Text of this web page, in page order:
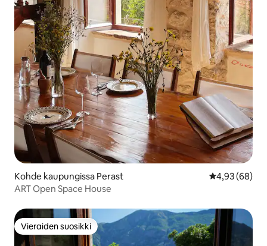
Kohde kaupungissa Perast
4,93 (68)
ART Open Space House
Vieraiden suosikki
Vieraiden suosikki